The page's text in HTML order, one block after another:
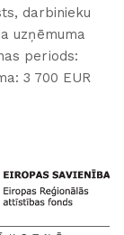
darbinieku
uzņēmuma
periods:
3 700 EUR